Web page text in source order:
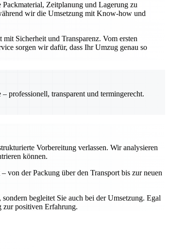
Zeitplanung und Lagerung zu
wir die Umsetzung mit Know-how und
Sicherheit und Transparenz. Vom ersten
sorgen wir dafür, dass Ihr Umzug genau so
professionell, transparent und termingerecht.
Vorbereitung verlassen. Wir analysieren
können.
von der Packung über den Transport bis zur neuen
begleitet Sie auch bei der Umsetzung. Egal
zur positiven Erfahrung.